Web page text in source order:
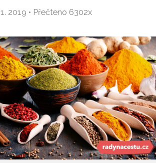
1. 2019 • Přečteno 6302x